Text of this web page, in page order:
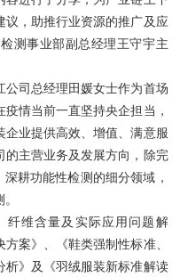
议，助推行业资源的推广及应
测事业部副总经理王守宇主
司总经理田媛女士作为首场
情当前一直坚持央企担当，
企业提供高效、增值、满意服
的主营业务及发展方向，除完
耕功能性检测的细分领域，
纤维含量及实际应用问题解
案》、《鞋类强制性标准、
析》及《羽绒服装新标准解读